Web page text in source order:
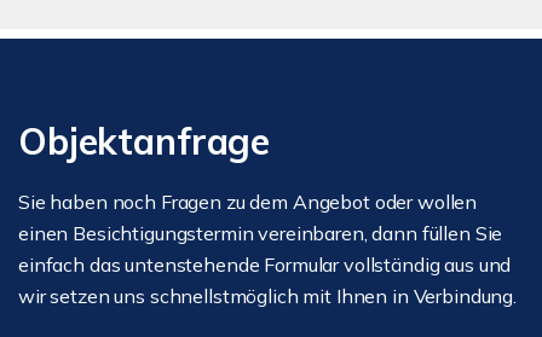
Objektanfrage
Sie haben noch Fragen zu dem Angebot oder wollen
einen Besichtigungstermin vereinbaren, dann füllen Sie
einfach das untenstehende Formular vollständig aus und
wir setzen uns schnellstmöglich mit Ihnen in Verbindung.